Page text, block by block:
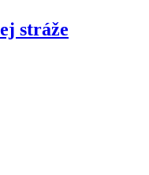
stráže